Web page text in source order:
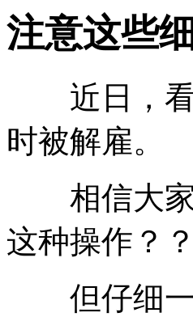
注意这些
近日，看
时被解雇。
相信大家
这种操作？？
但仔细一